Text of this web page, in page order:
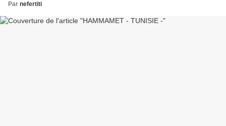
Par nefertiti